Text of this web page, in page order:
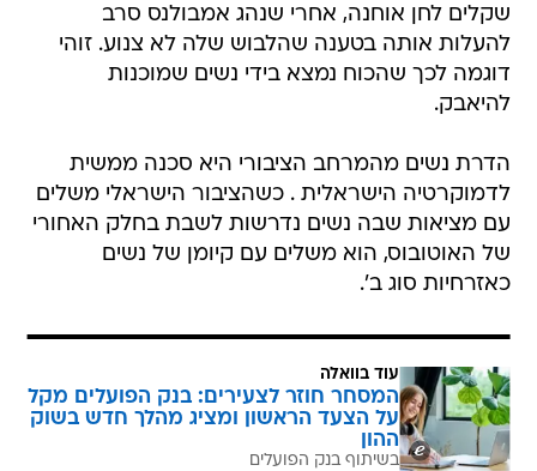
שקלים לחן אוחנה, אחרי שנהג אמבולנס סרב
להעלות אותה בטענה שהלבוש שלה לא צנוע. זוהי
דוגמה לכך שהכוח נמצא בידי נשים שמוכנות
להיאבק.
הדרת נשים מהמרחב הציבורי היא סכנה ממשית
לדמוקרטיה הישראלית . כשהציבור הישראלי משלים
עם מציאות שבה נשים נדרשות לשבת בחלק האחורי
של האוטובוס, הוא משלים עם קיומן של נשים
כאזרחיות סוג ב'.
עוד בוואלה
המסחר חוזר לצעירים: בנק הפועלים מקל
על הצעד הראשון ומציג מהלך חדש בשוק
ההון
בשיתוף בנק הפועלים